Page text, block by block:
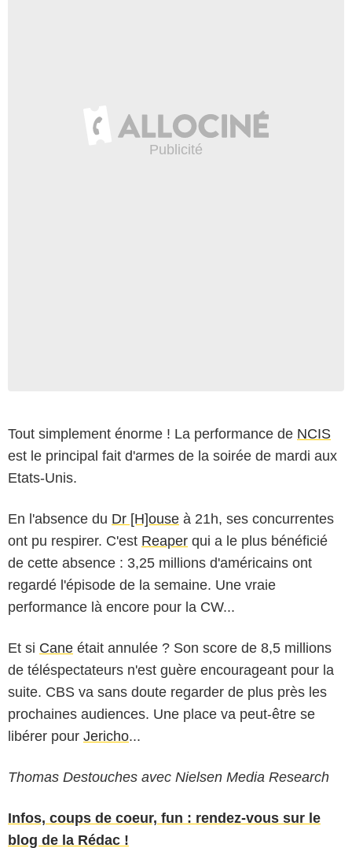
Tout simplement énorme ! La performance de NCIS
est le principal fait d'armes de la soirée de mardi aux
Etats-Unis.
En l'absence du Dr [H]ouse à 21h, ses concurrentes
ont pu respirer. C'est Reaper qui a le plus bénéficié
de cette absence : 3,25 millions d'américains ont
regardé l'épisode de la semaine. Une vraie
performance là encore pour la CW...
Et si Cane était annulée ? Son score de 8,5 millions
de téléspectateurs n'est guère encourageant pour la
suite. CBS va sans doute regarder de plus près les
prochaines audiences. Une place va peut-être se
libérer pour Jericho...
Thomas Destouches avec Nielsen Media Research
Infos, coups de coeur, fun : rendez-vous sur le
blog de la Rédac !